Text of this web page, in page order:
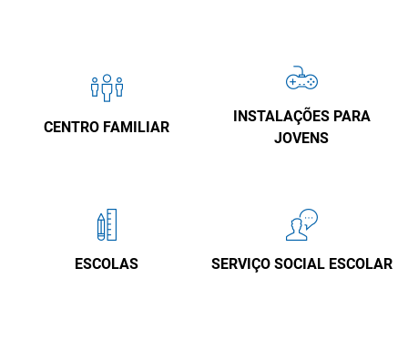
CENTRO FAMILIAR
INSTALAÇÕES PARA
JOVENS
ESCOLAS SERVIÇO SOCIAL ESCOLAR